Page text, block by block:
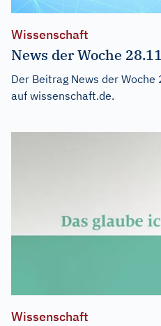
Wissenschaft
News der Woche
Der Beitrag News der
auf wissenschaft.de.
Wissenschaft